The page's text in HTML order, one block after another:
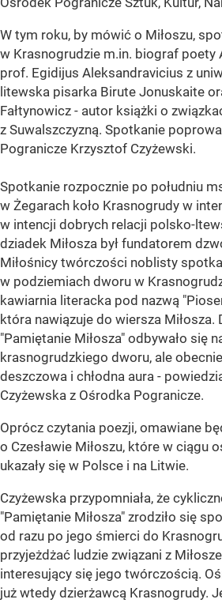
W tym roku, by mówić o Miłoszu,
w Krasnogrudzie m.in. biograf poety
prof. Egidijus Aleksandravicius z
litewska pisarka Birute Jonuskaite
Fałtynowicz - autor książki o
z Suwalszczyzną. Spotkanie
Pogranicze Krzysztof Czyżewski.
Spotkanie rozpocznie po południu
w Żegarach koło Krasnogrudy w
w intencji dobrych relacji polsko-
dziadek Miłosza był fundatorem
Miłośnicy twórczości noblisty
w podziemiach dworu w
kawiarnia literacka pod nazwą
która nawiązuje do wiersza Miłosza.
"Pamiętanie Miłosza" odbywało się
krasnogrudzkiego dworu, ale
deszczowa i chłodna aura -
Czyżewska z Ośrodka Pogranicze.
Oprócz czytania poezji, omawiane
o Czesławie Miłoszu, które w ciągu
ukazały się w Polsce i na Litwie.
Czyżewska przypomniała, że
"Pamiętanie Miłosza" zrodziło się
od razu po jego śmierci do
przyjeżdżać ludzie związani z
interesujący się jego twórczością.
już wtedy dzierżawcą Krasnogrudy.